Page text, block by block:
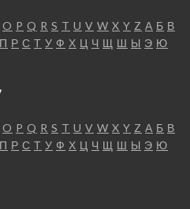
O P Q R S T U V W X Y Z А Б В
П Р С Т У Ф Х Ц Ч Щ Ш Ы Э Ю
O P Q R S T U V W X Y Z А Б В
П Р С Т У Ф Х Ц Ч Щ Ш Ы Э Ю